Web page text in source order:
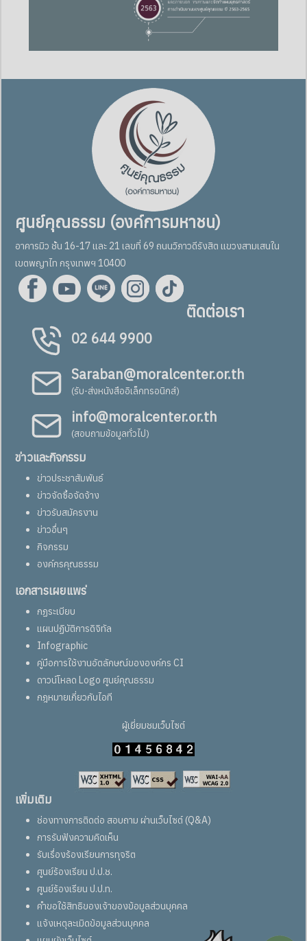
ศูนย์คุณธรรม (องค์การมหาชน)
อาคารมิว ชั้น 16-17 และ 21 เลขที่ 69 ถนนวิภาวดีรังสิต แขวงสามเสนใน
เขตพญาไท กรุงเทพฯ 10400
ติดต่อเรา
02 644 9900
Saraban@moralcenter.or.th
(รับ-ส่งหนังสืออิเล็กทรอนิกส์)
info@moralcenter.or.th
(สอบถามข้อมูลทั่วไป)
ข่าวและกิจกรรม
ข่าวประชาสัมพันธ์
ข่าวจัดซื้อจัดจ้าง
ข่าวรับสมัครงาน
ข่าวอื่นๆ
กิจกรรม
องค์กรคุณธรรม
เอกสารเผยแพร่
กฏระเบียบ
แผนปฏิบัติการดิจิทัล
Infographic
คู่มือการใช้งานอัตลักษณ์ขององค์กร CI
ดาวน์โหลด Logo ศูนย์คุณธรรม
กฎหมายเกี่ยวกับไอที
ผู้เยี่ยมชมเว็บไซต์
เพิ่มเติม
ช่องทางการติดต่อ สอบถาม ผ่านเว็บไซต์ (Q&A)
การรับฟังความคิดเห็น
รับเรื่องร้องเรียนการทุจริต
ศูนย์ร้องเรียน ป.ป.ช.
ศูนย์ร้องเรียน ป.ป.ท.
คำขอใช้สิทธิของเจ้าของข้อมูลส่วนบุคคล
แจ้งเหตุละเมิดข้อมูลส่วนบุคคล